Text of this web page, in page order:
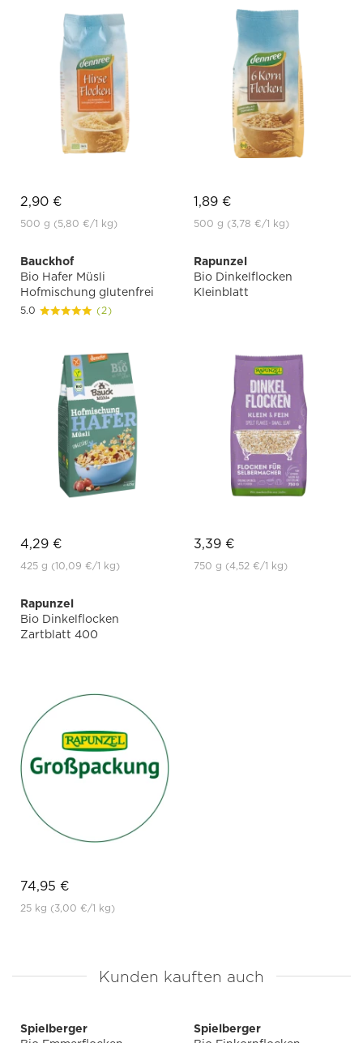
2,90 €
500 g (5,80 €/1 kg)
1,89 €
500 g (3,78 €/1 kg)
Bauckhof
Bio Hafer Müsli
Hofmischung glutenfrei
5.0 (2)
4,29 €
425 g (10,09 €/1 kg)
Rapunzel
Bio Dinkelflocken
Kleinblatt
3,39 €
750 g (4,52 €/1 kg)
Rapunzel
Bio Dinkelflocken
Zartblatt 400
74,95 €
25 kg (3,00 €/1 kg)
Kunden kauften auch
Spielberger
Spielberger